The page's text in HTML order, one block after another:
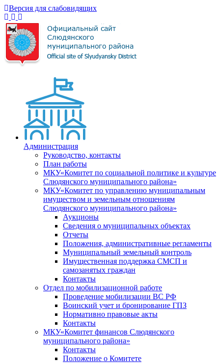
Версия для слабовидящих
Администрация
Руководство, контакты
План работы
МКУ«Комитет по социальной политике и культуре
Слюдянского муниципального района»
МКУ«Комитет по управлению муниципальным
имуществом и земельным отношениям
Слюдянского муниципального района»
Аукционы
Сведения о муниципальных объектах
Отчеты
Положения, административные регламенты
Муниципальный земельный контроль
Имущественная поддержка СМСП и
самозанятых граждан
Контакты
Отдел по мобилизационной работе
Проведение мобилизации ВС РФ
Воинский учет и бронирование ГПЗ
Нормативно правовые акты
Контакты
МКУ«Комитет финансов Слюдянского
муниципального района»
Контакты
Положение о Комитете